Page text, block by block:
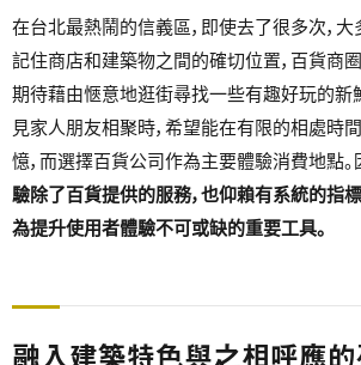
在台北最熱鬧的信義區，即使去了很多次，
記住商店和建築物之間的確切位置，百貨商
期待藉由愜意地逛街尋找一些有趣好玩的新
見家人朋友相聚時，希望能在有限的相處時
憶，而選擇百貨公司作為主要體驗消費地點。
驗除了百貨提供的服務，也仰賴有系統的指
為提升使用者體驗不可或缺的重要工具。
融入建築特色與之相呼應